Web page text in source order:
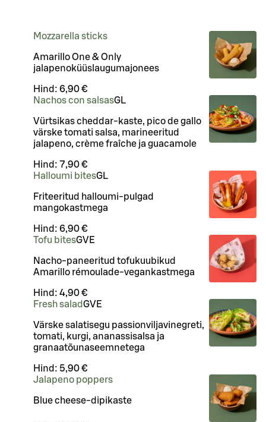
Mozzarella sticks
Amarillo One & Only
jalapenoküüslaugumajonees
Hind: 6,90 €
Nachos con salsasGL
Vürtsikas cheddar-kaste, pico de gallo
värske tomati salsa, marineeritud
jalapeno, crème fraîche ja guacamole
Hind: 7,90 €
Halloumi bitesGL
Friteeritud halloumi-pulgad
mangokastmega
Hind: 6,90 €
Tofu bitesGVE
Nacho-paneeritud tofukuubikud
Amarillo rémoulade-vegankastmega
Hind: 4,90 €
Fresh saladGVE
Värske salatisegu passionviljavinegreti,
tomati, kurgi, ananassisalsa ja
granaatõunaseemnetega
Hind: 5,90 €
Jalapeno poppers
Blue cheese-dipikaste